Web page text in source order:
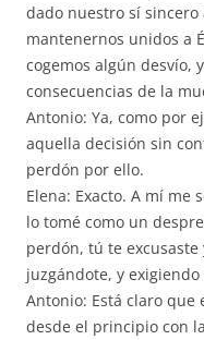
dado nuestro sí
mantenernos unidos a
cogemos algún desvío,
consecuencias de la
Antonio: Ya, como por
aquella decisión sin
perdón por ello.
Elena: Exacto. A mí me
lo tomé como un
perdón, tú te
juzgándote, y
Antonio: Está claro que
desde el principio con